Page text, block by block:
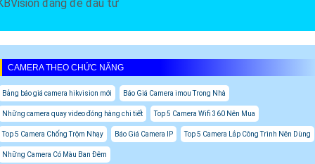
đáng để đầu tư
CAMERA THEO CHỨC NĂNG
Bảng báo giá camera hikvision mới Báo Giá Camera imou Trong Nhà
Những camera quay video đóng hàng chi tiết Top 5 Camera Wifi 360 Nên Mua
Top 5 Camera Chống Trộm Nhạy Báo Giá Camera IP Top 5 Camera Lắp Công Trình Nên Dùng
Những Camera Có Màu Ban Đêm